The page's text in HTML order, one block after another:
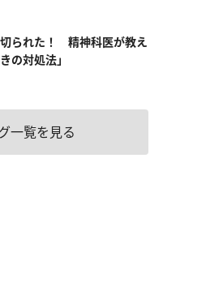
られた！ 精神科医が教え
の対処法」
一覧を見る